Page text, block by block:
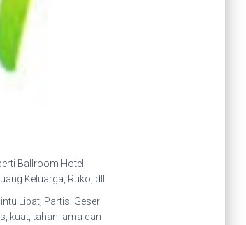
Ballroom Hotel,
Keluarga, Ruko, dll.
Lipat, Partisi Geser
kuat, tahan lama dan